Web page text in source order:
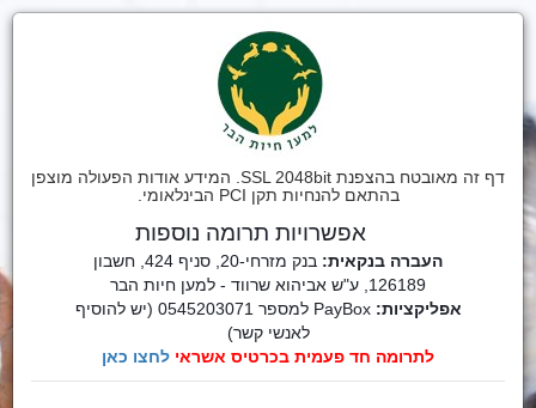
דף זה מאובטח בהצפנת SSL 2048bit. המידע אודות הפעולה מוצפן
בהתאם להנחיות תקן PCI הבינלאומי.
אפשרויות תרומה נוספות
העברה בנקאית:
בנק מזרחי-20, סניף 424, חשבון
126189, ע"ש אביהוא שרווד - למען חיות הבר
אפליקציות: PayBox למספר
0545203071 (יש להוסיף
לאנשי קשר)
לתרומה חד פעמית בכרטיס אשראי לחצו כאן